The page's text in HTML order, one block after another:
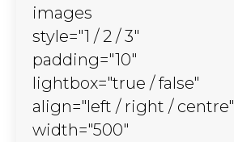
images
style="1 / 2 / 3"
padding="10"
lightbox="true / false"
align="left / right / centre"
width="500"